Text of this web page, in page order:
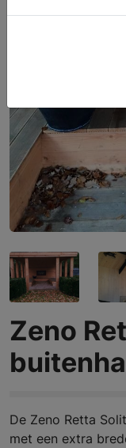
Zeno
De Zeno Retta
met een extra